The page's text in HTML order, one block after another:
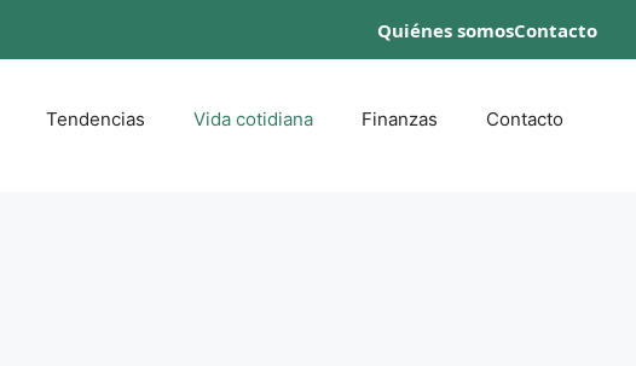
Quiénes somosContacto
Tendencias Vida cotidiana Finanzas Contacto